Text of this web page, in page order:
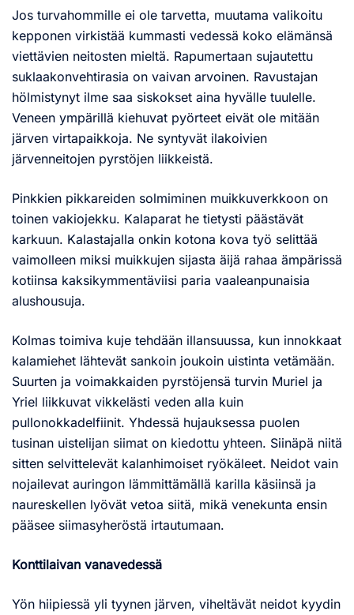
Jos turvahommille ei ole tarvetta, muutama valikoitu
kepponen virkistää kummasti vedessä koko elämänsä
viettävien neitosten mieltä. Rapumertaan sujautettu
suklaakonvehtirasia on vaivan arvoinen. Ravustajan
hölmistynyt ilme saa siskokset aina hyvälle tuulelle.
Veneen ympärillä kiehuvat pyörteet eivät ole mitään
järven virtapaikkoja. Ne syntyvät ilakoivien
järvenneitojen pyrstöjen liikkeistä.
Pinkkien pikkareiden solmiminen muikkuverkkoon on
toinen vakiojekku. Kalaparat he tietysti päästävät
karkuun. Kalastajalla onkin kotona kova työ selittää
vaimolleen miksi muikkujen sijasta äijä rahaa ämpärissä
kotiinsa kaksikymmentäviisi paria vaaleanpunaisia
alushousuja.
Kolmas toimiva kuje tehdään illansuussa, kun innokkaat
kalamiehet lähtevät sankoin joukoin uistinta vetämään.
Suurten ja voimakkaiden pyrstöjensä turvin Muriel ja
Yriel liikkuvat vikkelästi veden alla kuin
pullonokkadelfiinit. Yhdessä hujauksessa puolen
tusinan uistelijan siimat on kiedottu yhteen. Siinäpä niitä
sitten selvittelevät kalanhimoiset ryökäleet. Neidot vain
nojailevat auringon lämmittämällä karilla käsiinsä ja
naureskellen lyövät vetoa siitä, mikä venekunta ensin
pääsee siimasyheröstä irtautumaan.
Konttilaivan vanavedessä
Yön hiipiessä yli tyynen järven, viheltävät neidot kyydin